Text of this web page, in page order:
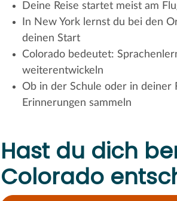
Deine Reise startet meist am
In New York lernst du bei den
deinen Start
Colorado bedeutet:
weiterentwickeln
Ob in der Schule oder in deiner
Erinnerungen sammeln
Hast du dich
Colorado